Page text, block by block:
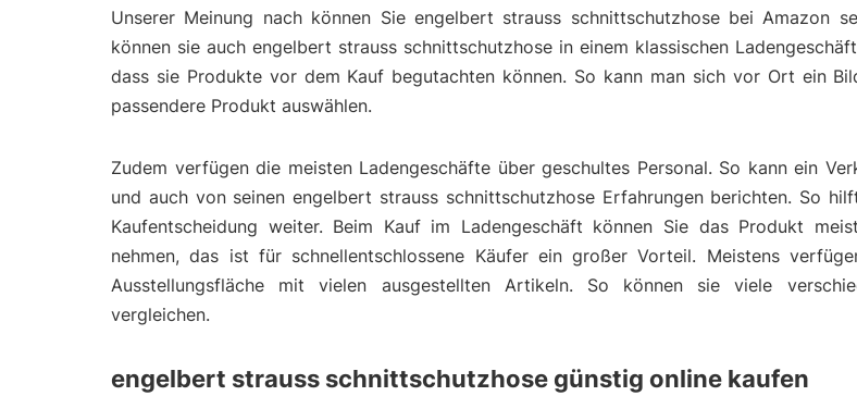
Unserer Meinung nach können Sie engelbert strauss schnittschutzhose bei Amazon
können sie auch engelbert strauss schnittschutzhose in einem klassischen
dass sie Produkte vor dem Kauf begutachten können. So kann man sich vor Ort ein
passendere Produkt auswählen.
Zudem verfügen die meisten Ladengeschäfte über geschultes Personal. So kann ein
und auch von seinen engelbert strauss schnittschutzhose Erfahrungen berichten. So
Kaufentscheidung weiter. Beim Kauf im Ladengeschäft können Sie das Produkt
nehmen, das ist für schnellentschlossene Käufer ein großer Vorteil. Meistens
Ausstellungsfläche mit vielen ausgestellten Artikeln. So können sie viele
vergleichen.
engelbert strauss schnittschutzhose günstig online kaufen